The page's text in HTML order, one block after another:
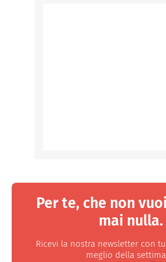
Per te, che non
mai nulla.
Ricevi la nostra newsletter con
meglio della